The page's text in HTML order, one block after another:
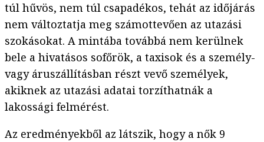
túl hűvös, nem túl csapadékos, tehát az időjárás
nem változtatja meg számottevően az utazási
szokásokat. A mintába továbbá nem kerülnek
bele a hivatásos sofőrök, a taxisok és a személy-
vagy áruszállításban részt vevő személyek,
akiknek az utazási adatai torzíthatnák a
lakossági felmérést.
Az eredményekből az látszik, hogy a nők 9